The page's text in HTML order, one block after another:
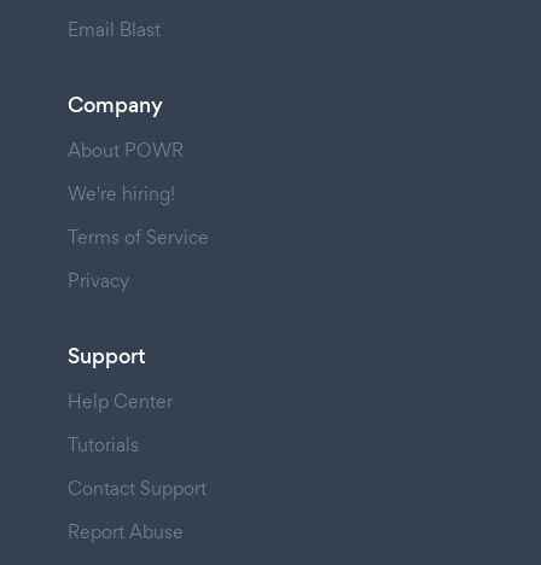
Email Blast
Company
About POWR
We're hiring!
Terms of Service
Privacy
Support
Help Center
Tutorials
Contact Support
Report Abuse